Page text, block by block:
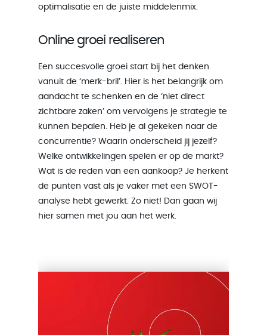
optimalisatie en de juiste middelenmix.
Online groei realiseren
Een succesvolle groei start bij het denken
vanuit de ‘merk-bril’. Hier is het belangrijk om
aandacht te schenken en de ‘niet direct
zichtbare zaken’ om vervolgens je strategie te
kunnen bepalen. Heb je al gekeken naar de
concurrentie? Waarin onderscheid jij jezelf?
Welke ontwikkelingen spelen er op de markt?
Wat is de reden van een aankoop? Je herkent
de punten vast als je vaker met een SWOT-
analyse hebt gewerkt. Zo niet! Dan gaan wij
hier samen met jou aan het werk.